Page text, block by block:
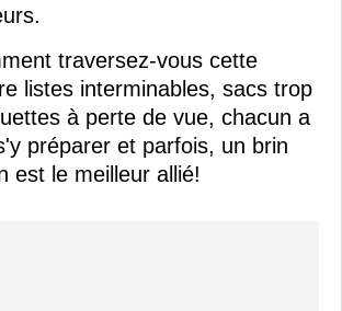
traversez-vous cette
listes interminables, sacs trop
à perte de vue, chacun a
préparer et parfois, un brin
est le meilleur allié!